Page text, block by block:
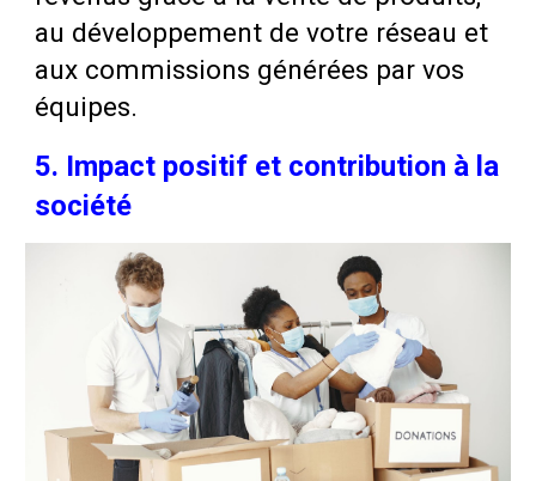
au développement de votre réseau et
aux commissions générées par vos
équipes.
5. Impact positif et contribution à la
société